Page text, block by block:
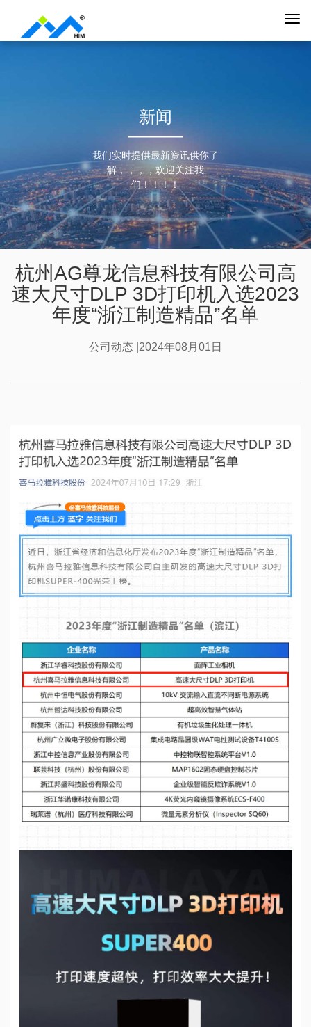
新闻
我们实时提供最新资讯供你了
解，，，，欢迎关注我
们！！！！
杭州AG尊龙信息科技有限公司高
速大尺寸DLP 3D打印机入选2023
年度“浙江制造精品”名单
公司动态 |2024年08月01日